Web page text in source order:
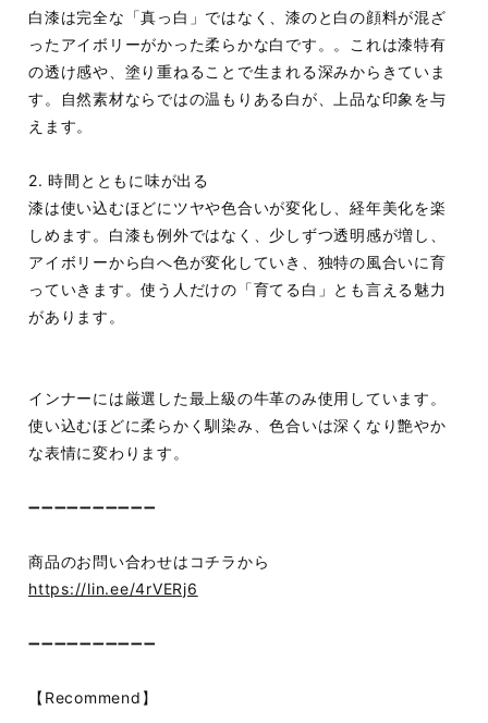
白漆は完全な「真っ白」ではなく、漆のと白の顔料が混ざ
ったアイボリーがかった柔らかな白です。。これは漆特有
の透け感や、塗り重ねることで生まれる深みからきていま
す。自然素材ならではの温もりある白が、上品な印象を与
えます。
2. 時間とともに味が出る
漆は使い込むほどにツヤや色合いが変化し、経年美化を楽
しめます。白漆も例外ではなく、少しずつ透明感が増し、
アイボリーから白へ色が変化していき、独特の風合いに育
っていきます。使う人だけの「育てる白」とも言える魅力
があります。
インナーには厳選した最上級の牛革のみ使用しています。
使い込むほどに柔らかく馴染み、色合いは深くなり艶やか
な表情に変わります。
➖➖➖➖➖➖➖➖➖➖
商品のお問い合わせはコチラから
https://lin.ee/4rVERj6
➖➖➖➖➖➖➖➖➖➖
【Recommend】